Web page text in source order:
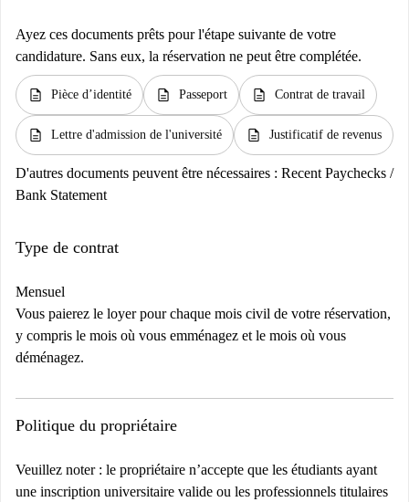
Ayez ces documents prêts pour l'étape suivante de votre
candidature. Sans eux, la réservation ne peut être complétée.
description Pièce d’identité description Passeport description Contrat de travail
description Lettre d'admission de l'université description Justificatif de revenus
D'autres documents peuvent être nécessaires : Recent Paychecks /
Bank Statement
Type de contrat
Mensuel
Vous paierez le loyer pour chaque mois civil de votre réservation,
y compris le mois où vous emménagez et le mois où vous
déménagez.
Politique du propriétaire
Veuillez noter : le propriétaire n’accepte que les étudiants ayant
une inscription universitaire valide ou les professionnels titulaires